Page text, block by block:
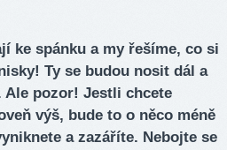
ke spánku a my řešíme, co si
Ty se budou nosit dál a
pozor! Jestli chcete
výš, bude to o něco méně
a zazáříte. Nebojte se